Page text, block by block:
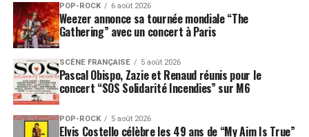
POP-ROCK 6 août 2026
Weezer annonce sa tournée mondiale “The
Gathering” avec un concert à Paris
SCÈNE FRANÇAISE 5 août 2026
Pascal Obispo, Zazie et Renaud réunis pour le
concert “SOS Solidarité Incendies” sur M6
POP-ROCK 5 août 2026
Elvis Costello célèbre les 49 ans de “My Aim Is True”